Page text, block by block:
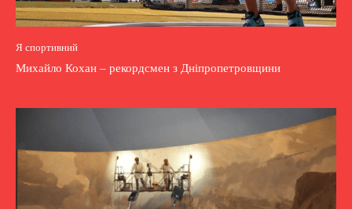
Я спортивний
Михайло Кохан – рекордсмен з Дніпропетровщини